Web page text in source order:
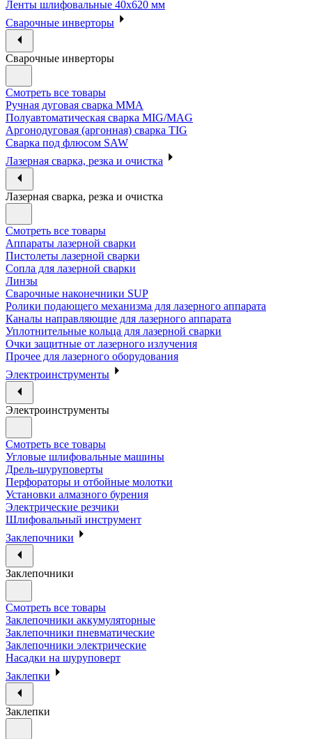
Ленты шлифовальные 40х620 мм
Сварочные инверторы
Сварочные инверторы
Смотреть все товары
Ручная дуговая сварка MMA
Полуавтоматическая сварка MIG/MAG
Аргонодуговая (аргонная) сварка TIG
Сварка под флюсом SAW
Лазерная сварка, резка и очистка
Лазерная сварка, резка и очистка
Смотреть все товары
Аппараты лазерной сварки
Пистолеты лазерной сварки
Сопла для лазерной сварки
Линзы
Сварочные наконечники SUP
Ролики подающего механизма для лазерного аппарата
Каналы направляющие для лазерного аппарата
Уплотнительные кольца для лазерной сварки
Очки защитные от лазерного излучения
Прочее для лазерного оборудования
Электроинструменты
Электроинструменты
Смотреть все товары
Угловые шлифовальные машины
Дрель-шуруповерты
Перфораторы и отбойные молотки
Установки алмазного бурения
Электрические резчики
Шлифовальный инструмент
Заклепочники
Заклепочники
Смотреть все товары
Заклепочники аккумуляторные
Заклепочники пневматические
Заклепочники электрические
Насадки на шуруповерт
Заклепки
Заклепки